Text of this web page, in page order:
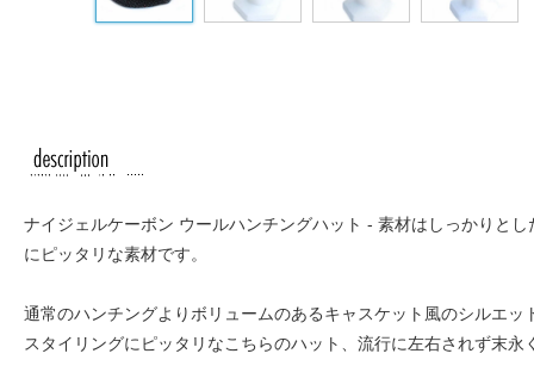
ナイジェルケーボン ウールハンチングハット - 素材はしっかりと
にピッタリな素材です。
通常のハンチングよりボリュームのあるキャスケット風のシルエ
スタイリングにピッタリなこちらのハット、流行に左右されず末永